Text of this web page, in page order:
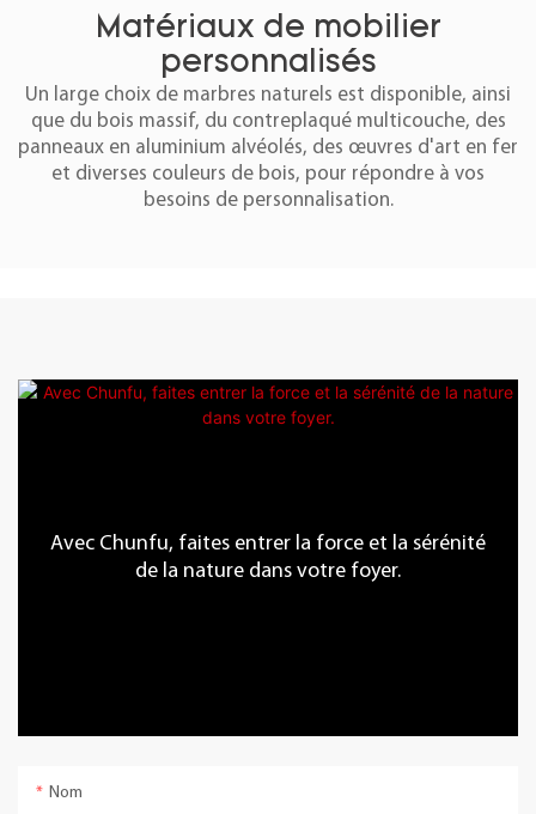
Matériaux de mobilier
personnalisés
Un large choix de marbres naturels est disponible, ainsi
que du bois massif, du contreplaqué multicouche, des
panneaux en aluminium alvéolés, des œuvres d'art en fer
et diverses couleurs de bois, pour répondre à vos
besoins de personnalisation.
Avec Chunfu, faites entrer la force et la sérénité
de la nature dans votre foyer.
Nom